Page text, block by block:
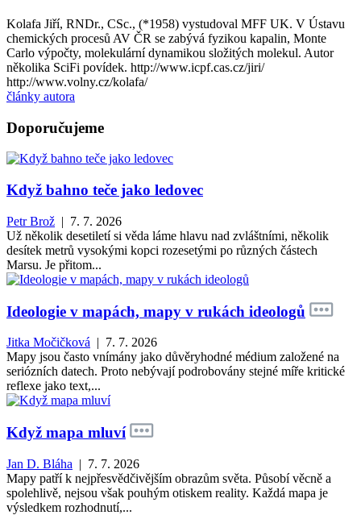
Kolafa Jiří, RNDr., CSc., (*1958) vystudoval MFF UK. V Ústavu
chemických procesů AV ČR se zabývá fyzikou kapalin, Monte
Carlo výpočty, molekulární dynamikou složitých molekul. Autor
několika SciFi povídek. http://www.icpf.cas.cz/jiri/
http://www.volny.cz/kolafa/
články autora
Doporučujeme
Když bahno teče jako ledovec
Petr Brož | 7. 7. 2026
Už několik desetiletí si věda láme hlavu nad zvláštními, několik
desítek metrů vysokými kopci rozesetými po různých částech
Marsu. Je přitom...
Ideologie v mapách, mapy v rukách ideologů
Jitka Močičková | 7. 7. 2026
Mapy jsou často vnímány jako důvěryhodné médium založené na
seriózních datech. Proto nebývají podrobovány stejné míře kritické
reflexe jako text,...
Když mapa mluví
Jan D. Bláha | 7. 7. 2026
Mapy patří k nejpřesvědčivějším obrazům světa. Působí věcně a
spolehlivě, nejsou však pouhým otiskem reality. Každá mapa je
výsledkem rozhodnutí,...